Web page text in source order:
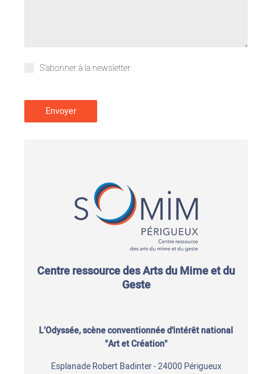
S'abonner à la newsletter
Centre ressource des Arts du Mime et du
Geste
L’Odyssée, scène conventionnée d'intérêt national
"Art et Création"
Esplanade Robert Badinter - 24000 Périgueux